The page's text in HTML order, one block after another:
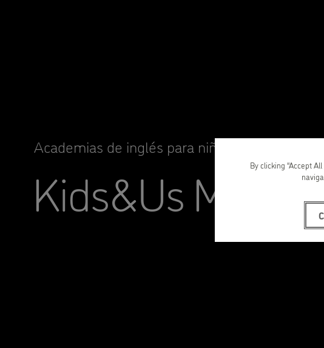
Academias de inglés para niños y niñas
Kids&Us
By clicking “Accept